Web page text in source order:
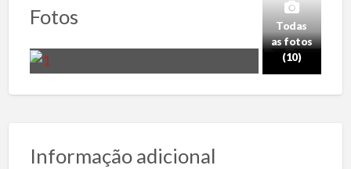
Fotos
Todas
as fotos
(10)
Informação adicional